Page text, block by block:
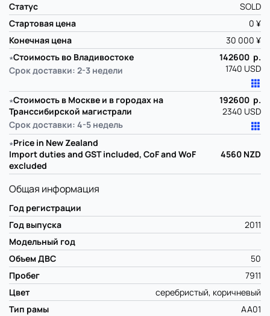
Статус
SOLD
Стартовая цена
0 ¥
Конечная цена
30 000 ¥
∗Стоимость во Владивостоке
Срок доставки: 2-3 недели
142600 р.
1740 USD
∗Стоимость в Москве и в городах на
Транссибирской магистрали
Срок доставки: 4-5 недель
192600 р.
2340 USD
∗Price in New Zealand
Import duties and GST included, CoF and WoF
excluded
4560 NZD
Общая информация
Год регистрации
Год выпуска
2011
Модельный год
Объем ДВС
50
Пробег
7911
Цвет
серебристый, коричневый
Тип рамы
AA01